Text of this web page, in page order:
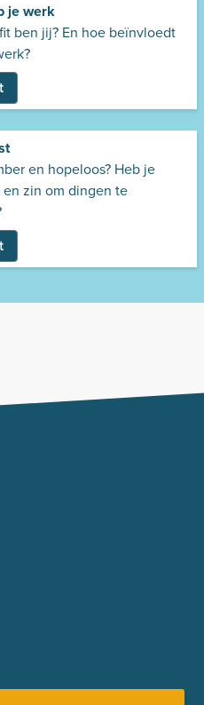
je werk
ben jij? En hoe beïnvloedt
en hopeloos? Heb je
zin om dingen te